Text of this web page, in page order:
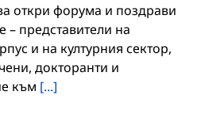
откри форума и поздрави
– представители на
и на културния сектор,
докторанти и
към [...]